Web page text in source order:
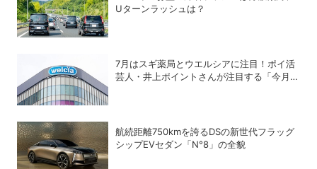
Uターンラッシュは？
7月はスギ薬局とウエルシアに注目！ポイ活
芸人・井上ポイントさんが注目する「今月の
航続距離750kmを誇るDSの新世代フラッグ
シップEVセダン「N°8」の全貌